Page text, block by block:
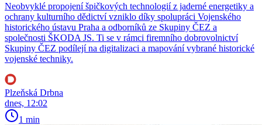
Neobvyklé propojení špičkových technologií z jaderné energetiky a
ochrany kulturního dědictví vzniklo díky spolupráci Vojenského
historického ústavu Praha a odborníků ze Skupiny ČEZ a
společnosti ŠKODA JS. Ti se v rámci firemního dobrovolnictví
Skupiny ČEZ podílejí na digitalizaci a mapování vybrané historické
vojenské techniky.
Plzeňská Drbna
dnes, 12:02
1 min